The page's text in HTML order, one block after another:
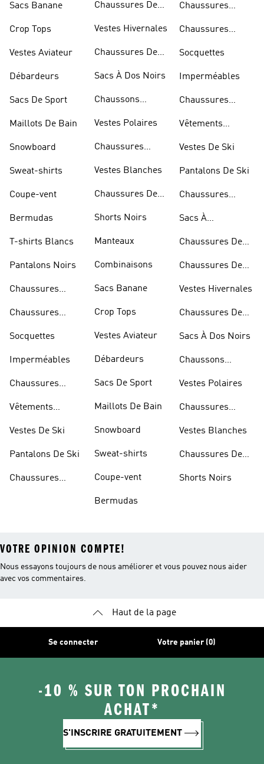
Sacs Banane
Crop Tops
Vestes Aviateur
Débardeurs
Sacs De Sport
Maillots De Bain
Snowboard
Sweat-shirts
Coupe-vent
Bermudas
T-shirts Blancs
Pantalons Noirs
Chaussures
Chaussures
Socquettes
Imperméables
Chaussures
Vêtements
Vestes De Ski
Pantalons De Ski
Chaussures
Chaussures De
Vestes Hivernales
Chaussures De
Sacs À Dos Noirs
Chaussons
Vestes Polaires
Chaussures
Vestes Blanches
Chaussures De
Shorts Noirs
Manteaux
Combinaisons
Sacs Banane
Crop Tops
Vestes Aviateur
Débardeurs
Sacs De Sport
Maillots De Bain
Snowboard
Sweat-shirts
Coupe-vent
Bermudas
Chaussures
Chaussures
Socquettes
Imperméables
Chaussures
Vêtements
Vestes De Ski
Pantalons De Ski
Chaussures
Sacs À
Chaussures De
Chaussures De
Vestes Hivernales
Chaussures De
Sacs À Dos Noirs
Chaussons
Vestes Polaires
Chaussures
Vestes Blanches
Chaussures De
Shorts Noirs
VOTRE OPINION COMPTE!
Nous essayons toujours de nous améliorer et vous pouvez nous aider
avec vos commentaires.
Haut de la page
Se connecter Votre panier (0)
-10 % SUR TON PROCHAIN
ACHAT*
S'INSCRIRE GRATUITEMENT